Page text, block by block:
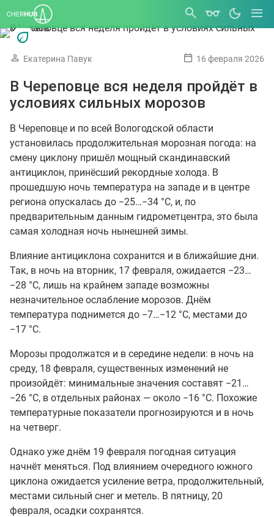
Екатерина Павук 16 февраля 2026
В Череповце вся неделя пройдёт в
условиях сильных морозов
В Череповце и по всей Вологодской области
установилась продолжительная морозная погода: на
смену циклону пришёл мощный скандинавский
антициклон, принёсший рекордные холода. В
прошедшую ночь температура на западе и в центре
региона опускалась до −25…−34 °C, и, по
предварительным данным гидрометцентра, это была
самая холодная ночь нынешней зимы.
Влияние антициклона сохранится и в ближайшие дни.
Так, в ночь на вторник, 17 февраля, ожидается −23…
−28 °C, лишь на крайнем западе возможны
незначительное ослабление морозов. Днём
температура поднимется до −7…−12 °C, местами до
−17 °C.
Морозы продолжатся и в середине недели: в ночь на
среду, 18 февраля, существенных изменений не
произойдёт: минимальные значения составят −21…
−26 °C, в отдельных районах — около −16 °C. Похожие
температурные показатели прогнозируются и в ночь
на четверг.
Однако уже днём 19 февраля погодная ситуация
начнёт меняться. Под влиянием очередного южного
циклона ожидается усиление ветра, продолжительный,
местами сильный снег и метель. В пятницу, 20
февраля, осадки сохранятся.